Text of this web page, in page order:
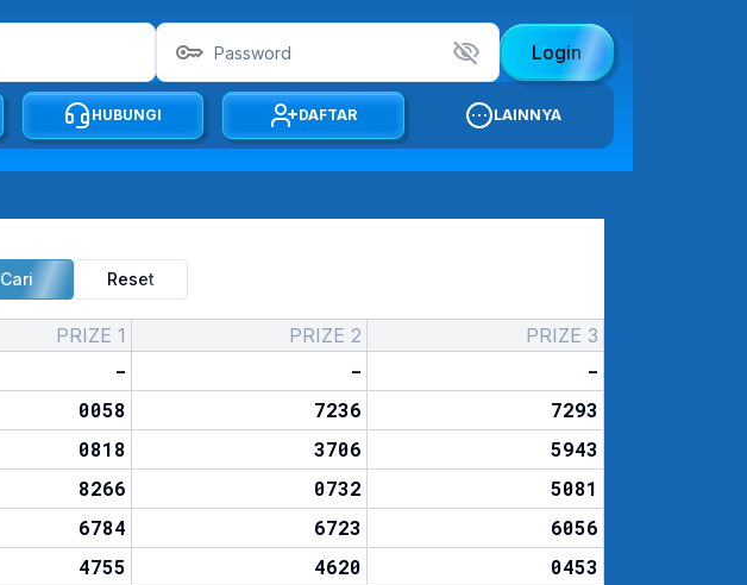
Login
HUBUNGI DAFTAR LAINNYA
Cari
Reset
PRIZE 1 PRIZE 2 PRIZE 3
- -
-
0058 7236
7293
0818 3706
5943
8266 0732
5081
6784 6723
6056
4755 4620
0453